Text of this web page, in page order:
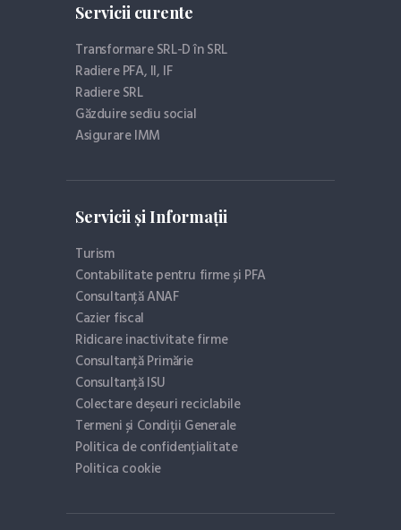
Servicii curente
Transformare SRL-D în SRL
Radiere PFA, II, IF
Radiere SRL
Găzduire sediu social
Asigurare IMM
Servicii și Informații
Turism
Contabilitate pentru firme și PFA
Consultanță ANAF
Cazier fiscal
Ridicare inactivitate firme
Consultanță Primărie
Consultanță ISU
Colectare deșeuri reciclabile
Termeni și Condiții Generale
Politica de confidențialitate
Politica cookie